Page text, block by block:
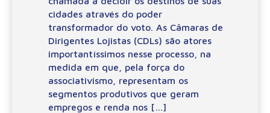
cidades através do poder
transformador do voto. As Câmaras de
Dirigentes Lojistas (CDLs) são atores
importantíssimos nesse processo, na
medida em que, pela força do
associativismo, representam os
segmentos produtivos que geram
empregos e renda nos […]